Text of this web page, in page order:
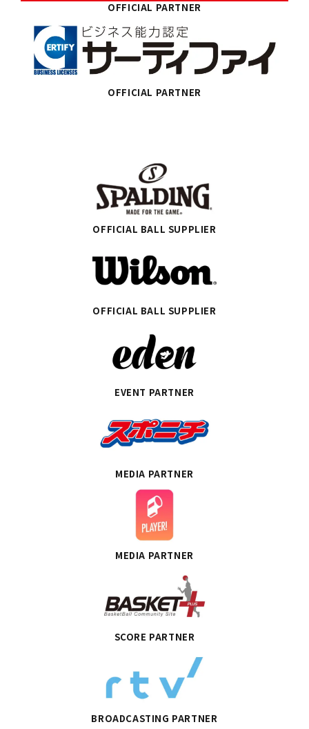
OFFICIAL PARTNER
OFFICIAL PARTNER
OFFICIAL BALL SUPPLIER
OFFICIAL BALL SUPPLIER
EVENT PARTNER
MEDIA PARTNER
MEDIA PARTNER
SCORE PARTNER
BROADCASTING PARTNER